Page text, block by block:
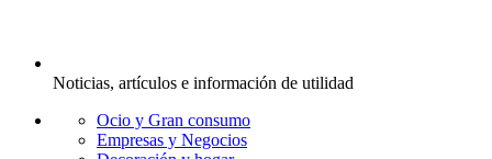
Noticias, artículos e información de utilidad
Ocio y Gran consumo
Empresas y Negocios